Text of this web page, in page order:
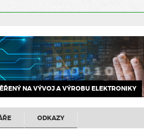
NA VÝVOJ A VÝROBU ELEKTRONIKY
ODKAZY